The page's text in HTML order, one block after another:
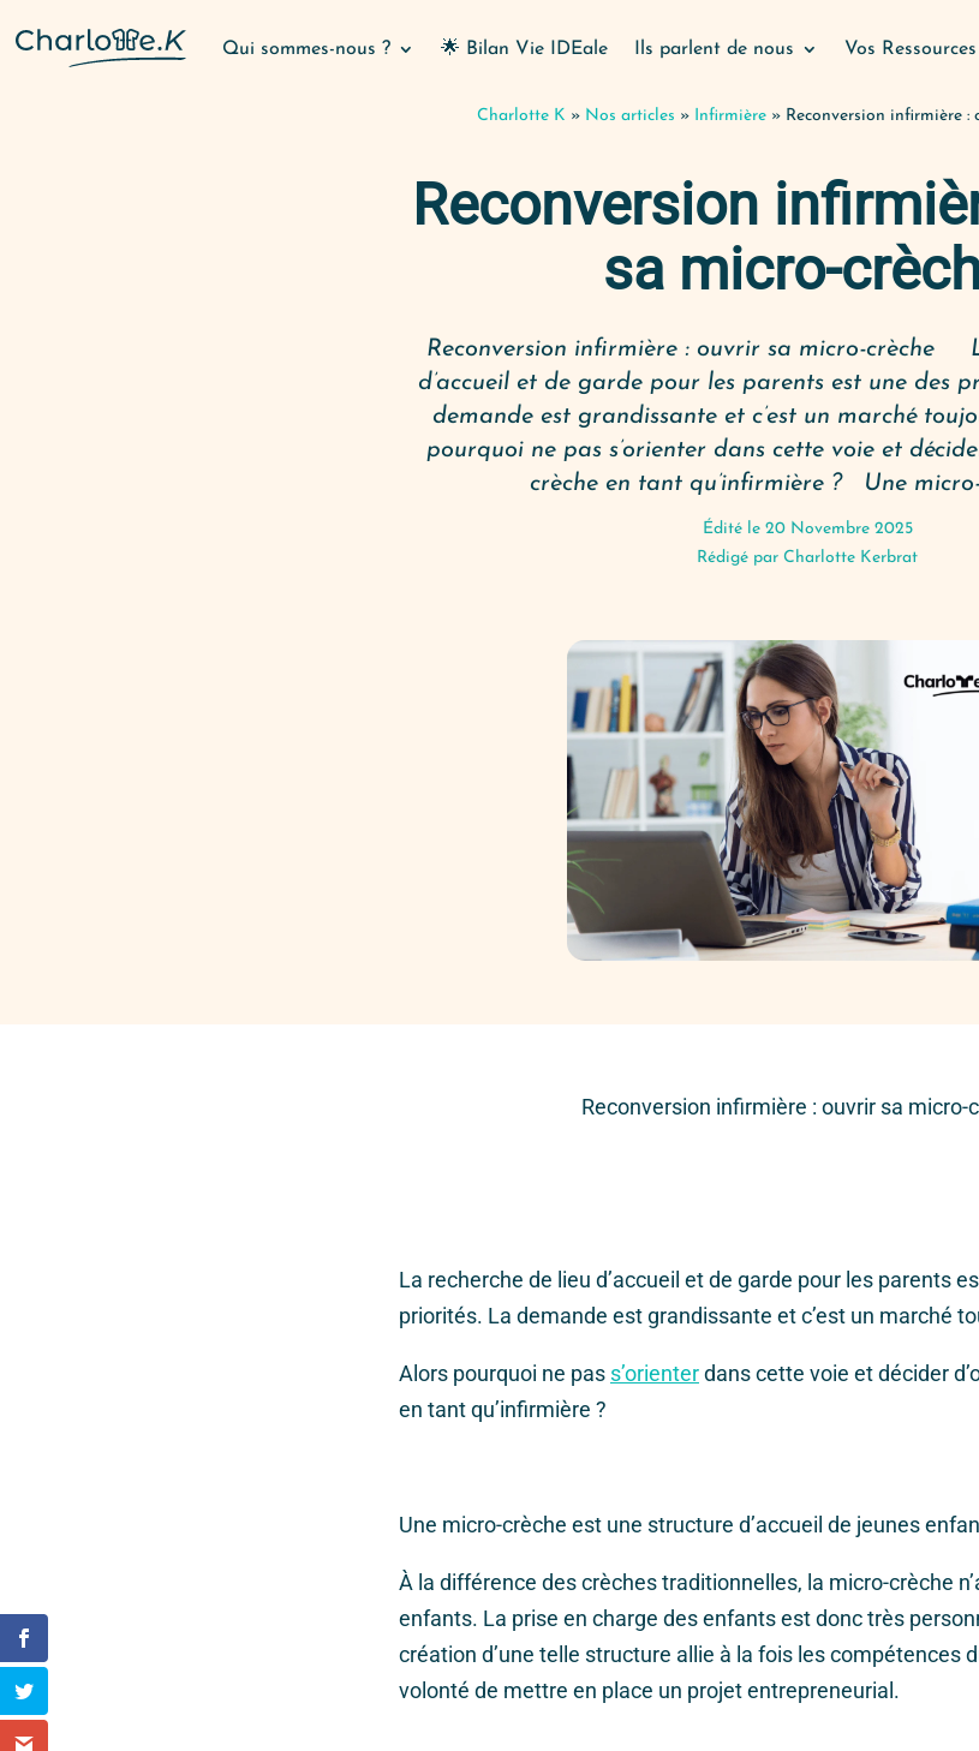
Qui sommes-nous ? 🌟 Bilan Vie IDEale Ils parlent de nous Vos Ressources
Charlotte K » Nos articles » Infirmière» Reconversion infirmière :
Reconversion
sa micro-
Reconversion infirmière : ouvrir sa micro-crèche
d’accueil et de garde pour les parents est une des
demande est grandissante et c’est un marché
pourquoi ne pas s’orienter dans cette voie et
crèche en tant qu’infirmière ? Une
Édité le 20 Novembre 2025
Rédigé par Charlotte Kerbrat
Reconversion infirmière : ouvrir sa micro-
La recherche de lieu d’accueil et de garde pour les parents
priorités. La demande est grandissante et c’est un marché
Alors pourquoi ne pas s’orienterdans cette voie et décider
en tant qu’infirmière ?
Une micro-crèche est une structure d’accueil de jeunes
À la différence des crèches traditionnelles, la micro-crèche
enfants. La prise en charge des enfants est donc très
création d’une telle structure allie à la fois les compétences
volonté de mettre en place un projet entrepreneurial.